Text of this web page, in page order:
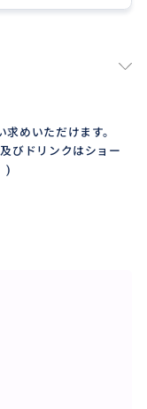
めいただけます。
びドリンクはショー
)